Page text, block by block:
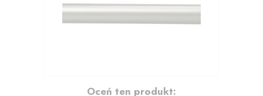
Oceń ten produkt: